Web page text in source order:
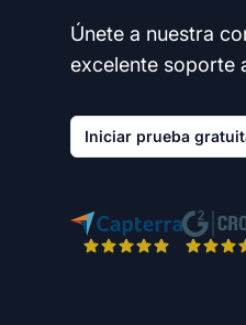
Únete a nuestra
excelente soporte
Iniciar prueba